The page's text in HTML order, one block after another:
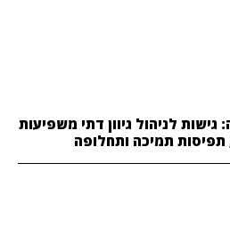
לניהול גיוון דתי משפיעות
תפיסות תמיכה ותחלופה